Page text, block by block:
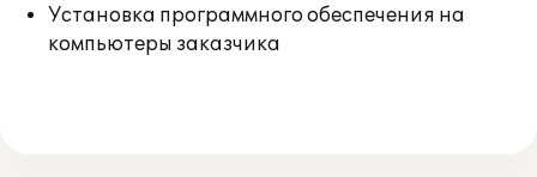
Установка программного обеспечения на
компьютеры заказчика